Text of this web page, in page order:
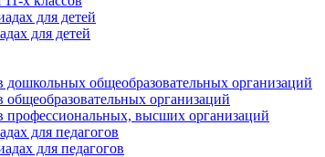
для детей
для детей
общеобразовательных организаций
организаций
высших организаций
для педагогов
для педагогов